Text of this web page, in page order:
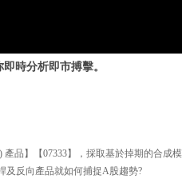
時分析即市搏擊。
產品】【07333】，採取基於掉期的合成
及反向產品就如何捕捉A股趨勢?